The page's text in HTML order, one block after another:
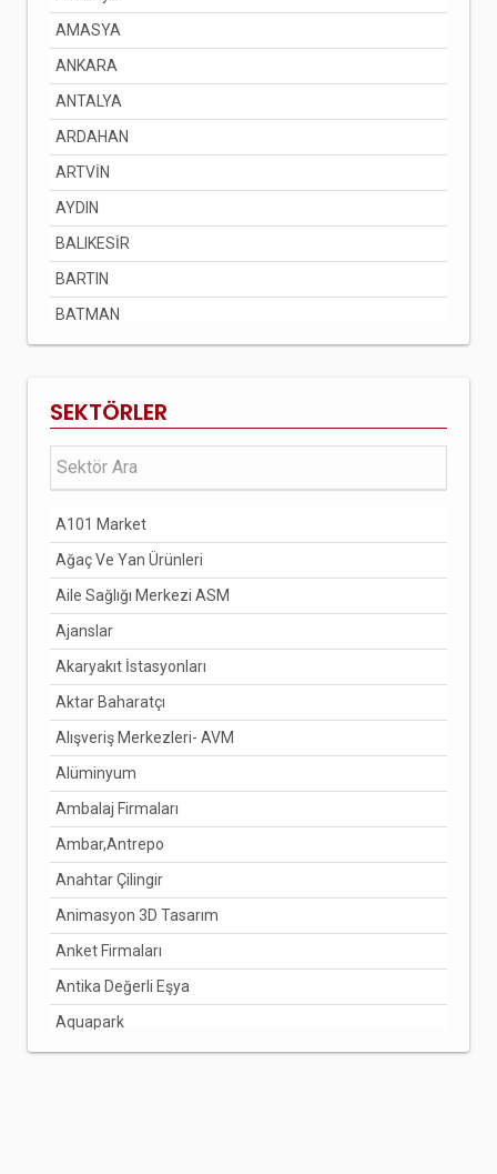
AMASYA
ANKARA
ANTALYA
ARDAHAN
ARTVİN
AYDIN
BALIKESİR
BARTIN
BATMAN
BAYBURT
BİNGÖL
BİTLİS
BOLU
BURDUR
BURSA
ÇANAKKALE
ÇANKIRI
ÇORUM
DENİZLİ
DİYARBAKIR
DÜZCE
EDİRNE
ELAZIĞ
ERZİNCAN
ERZURUM
ESKİŞEHİR
GAZİANTEP
GİRESUN
SEKTÖRLER
A101 Market
Ağaç Ve Yan Ürünleri
Aile Sağlığı Merkezi ASM
Ajanslar
Akaryakıt İstasyonları
Aktar Baharatçı
Alışveriş Merkezleri- AVM
Alüminyum
Ambalaj Firmaları
Ambar,Antrepo
Anahtar Çilingir
Animasyon 3D Tasarım
Anket Firmaları
Antika Değerli Eşya
Aquapark
Arabuluculuk Hizmetleri